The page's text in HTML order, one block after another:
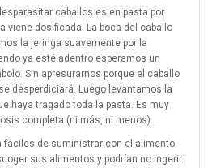
caballos es en pasta por
viene dosificada. La boca del caballo
la jeringa suavemente por la
ya esté adentro esperamos un
Sin apresurarnos porque el caballo
desperdiciará. Luego levantamos la
haya tragado toda la pasta. Es muy
completa (ni más, ni menos).
fáciles de suministrar con el alimento
sus alimentos y podrían no ingerir